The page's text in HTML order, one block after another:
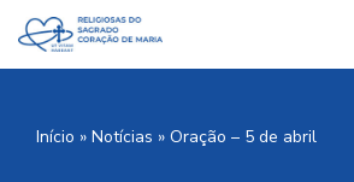
Pular
Início » Notícias » Oração – 5 de abril